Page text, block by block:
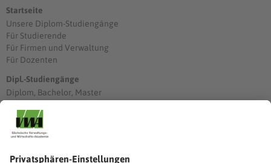
Startseite
Unsere Diplom-Studiengänge
Für Studierende
Für Firmen und Verwaltung
Für Dozenten
Dipl.-Studiengänge
Diplom, Bachelor, Master
Stimmen unserer Absolventinnen und Absolventen